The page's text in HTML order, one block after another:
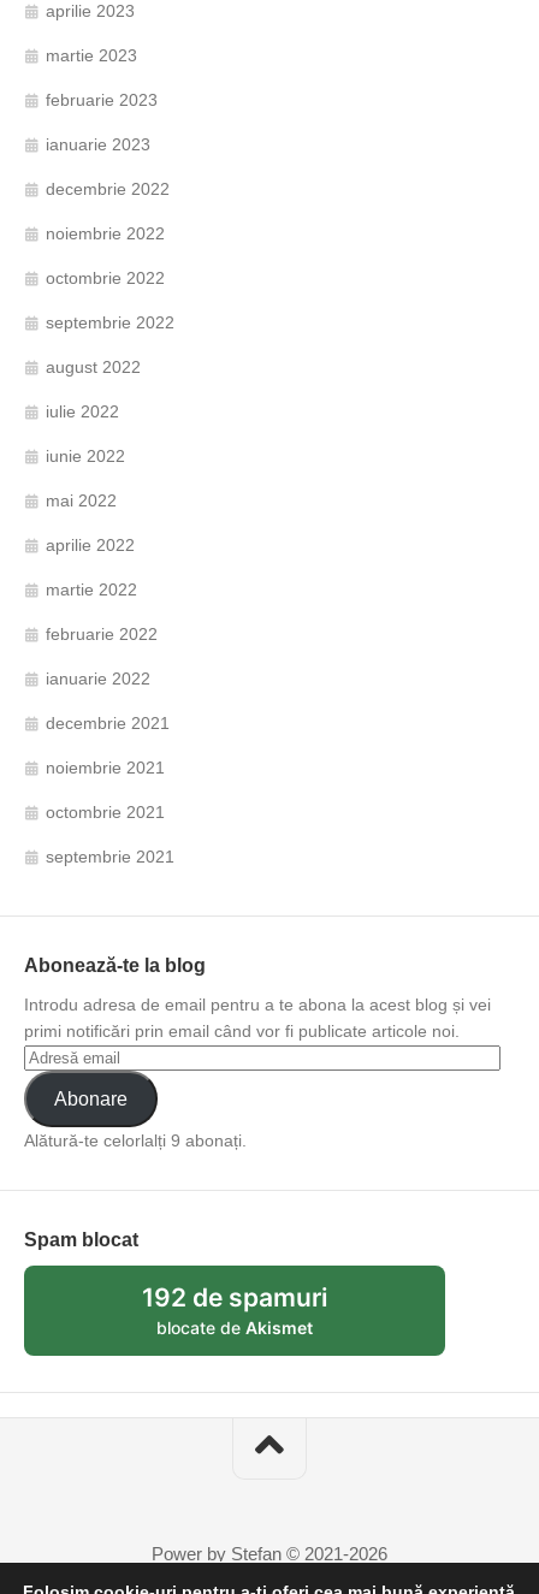
aprilie 2023
martie 2023
februarie 2023
ianuarie 2023
decembrie 2022
noiembrie 2022
octombrie 2022
septembrie 2022
august 2022
iulie 2022
iunie 2022
mai 2022
aprilie 2022
martie 2022
februarie 2022
ianuarie 2022
decembrie 2021
noiembrie 2021
octombrie 2021
septembrie 2021
Abonează-te la blog
Introdu adresa de email pentru a te abona la acest blog și vei
primi notificări prin email când vor fi publicate articole noi.
Abonare
Alătură-te celorlalți 9 abonați.
Spam blocat
192 de spamuri
blocate de Akismet
Power by Stefan © 2021-2026